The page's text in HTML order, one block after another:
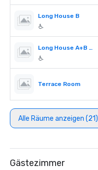
Long House B
Long House A+B or B+C
Terrace Room
Alle Räume anzeigen (21)
Gästezimmer